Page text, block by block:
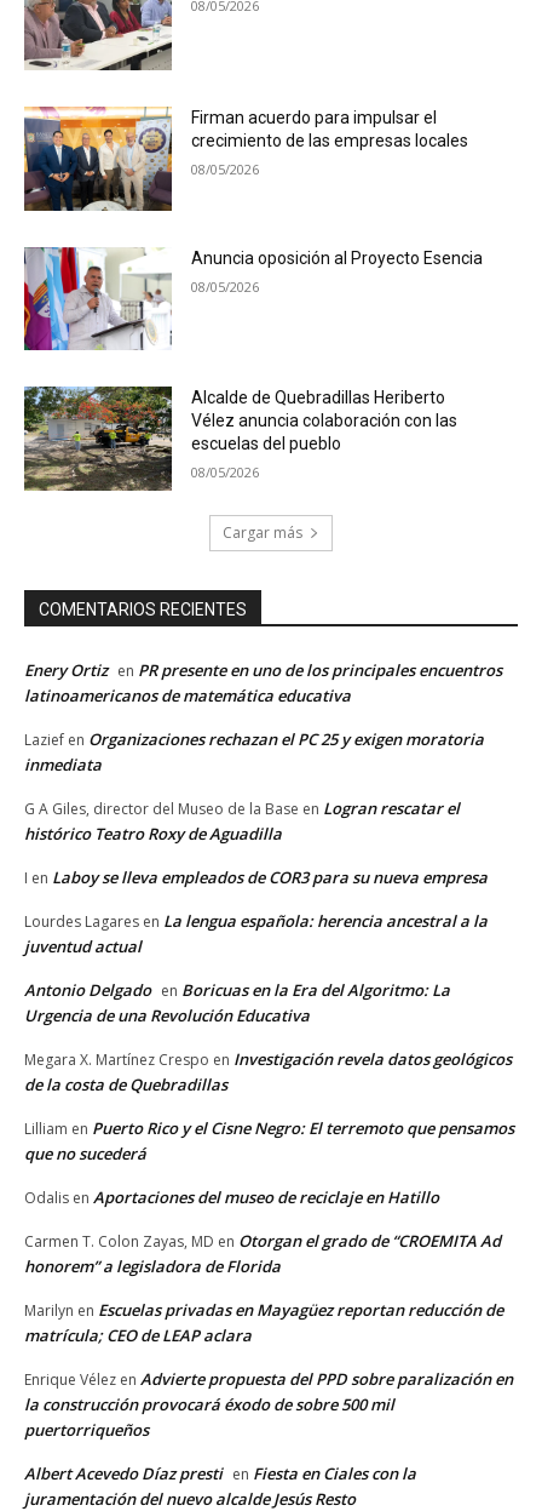
08/05/2026
Firman acuerdo para impulsar el
crecimiento de las empresas locales
08/05/2026
Anuncia oposición al Proyecto Esencia
08/05/2026
Alcalde de Quebradillas Heriberto
Vélez anuncia colaboración con las
escuelas del pueblo
08/05/2026
Cargar más
COMENTARIOS RECIENTES
Enery Ortiz en PR presente en uno de los principales encuentros
latinoamericanos de matemática educativa
Lazief en Organizaciones rechazan el PC 25 y exigen moratoria
inmediata
G A Giles, director del Museo de la Base en Logran rescatar el
histórico Teatro Roxy de Aguadilla
I en Laboy se lleva empleados de COR3 para su nueva empresa
Lourdes Lagares en La lengua española: herencia ancestral a la
juventud actual
Antonio Delgado en Boricuas en la Era del Algoritmo: La
Urgencia de una Revolución Educativa
Megara X. Martínez Crespo en Investigación revela datos geológicos
de la costa de Quebradillas
Lilliam en Puerto Rico y el Cisne Negro: El terremoto que pensamos
que no sucederá
Odalis en Aportaciones del museo de reciclaje en Hatillo
Carmen T. Colon Zayas, MD en Otorgan el grado de “CROEMITA Ad
honorem” a legisladora de Florida
Marilyn en Escuelas privadas en Mayagüez reportan reducción de
matrícula; CEO de LEAP aclara
Enrique Vélez en Advierte propuesta del PPD sobre paralización en
la construcción provocará éxodo de sobre 500 mil
puertorriqueños
Albert Acevedo Díaz presti en Fiesta en Ciales con la
juramentación del nuevo alcalde Jesús Resto